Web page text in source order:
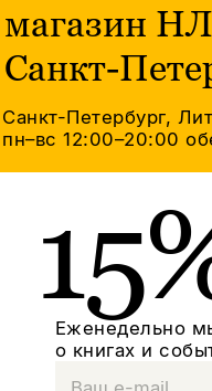
магазин
Санкт-
Санкт-Петербург,
пн–вс 12:00–20:00
Еженедельно
о книгах и